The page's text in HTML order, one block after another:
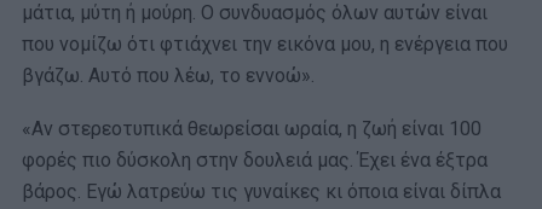
μάτια, μύτη ή μούρη. Ο συνδυασμός όλων αυτών είναι
που νομίζω ότι φτιάχνει την εικόνα μου, η ενέργεια που
βγάζω. Αυτό που λέω, το εννοώ».
«Αν στερεοτυπικά θεωρείσαι ωραία, η ζωή είναι 100
φορές πιο δύσκολη στην δουλειά μας. Έχει ένα έξτρα
βάρος. Εγώ λατρεύω τις γυναίκες κι όποια είναι δίπλα